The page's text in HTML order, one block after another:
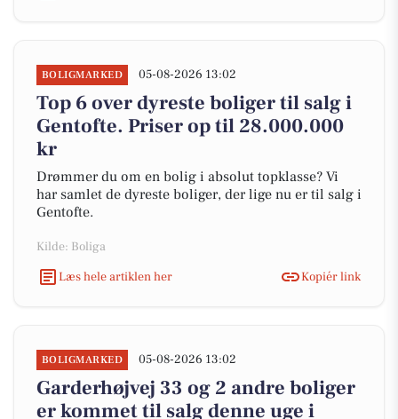
BOLIGMARKED 05-08-2026 13:02
Top 6 over dyreste boliger til salg i
Gentofte. Priser op til 28.000.000
kr
Drømmer du om en bolig i absolut topklasse? Vi
har samlet de dyreste boliger, der lige nu er til salg i
Gentofte.
Kilde: Boliga
Læs hele artiklen her
Kopiér link
BOLIGMARKED 05-08-2026 13:02
Garderhøjvej 33 og 2 andre boliger
er kommet til salg denne uge i